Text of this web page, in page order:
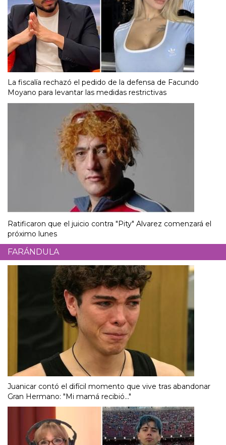
La fiscalía rechazó el pedido de la defensa de Facundo
Moyano para levantar las medidas restrictivas
Ratificaron que el juicio contra "Pity" Alvarez comenzará el
próximo lunes
FARÁNDULA
Juanicar contó el difícil momento que vive tras abandonar
Gran Hermano: "Mi mamá recibió..."